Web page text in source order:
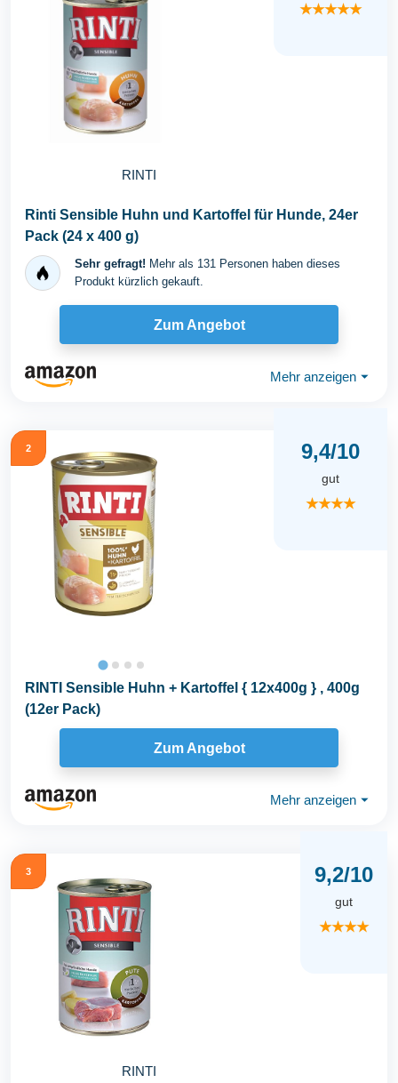
RINTI
★★★★★
Rinti Sensible Huhn und Kartoffel für Hunde, 24er
Pack (24 x 400 g)
Sehr gefragt! Mehr als 131 Personen haben dieses
Produkt kürzlich gekauft.
Zum Angebot
Mehr anzeigen ⏷
2 9,4/10
gut
★★★★
RINTI Sensible Huhn + Kartoffel { 12x400g } , 400g
(12er Pack)
Zum Angebot
Mehr anzeigen ⏷
3
RINTI
9,2/10
gut
★★★★